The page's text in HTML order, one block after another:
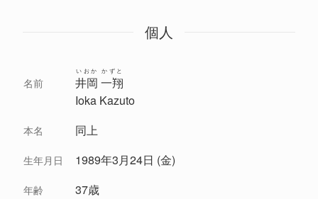
個人
名前 井岡 一翔
いおか かずと
Ioka Kazuto
本名 同上
生年月日 1989年3月24日 (金)
年齢 37歳